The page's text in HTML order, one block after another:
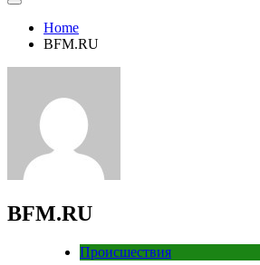
Home
BFM.RU
BFM.RU
Происшествия